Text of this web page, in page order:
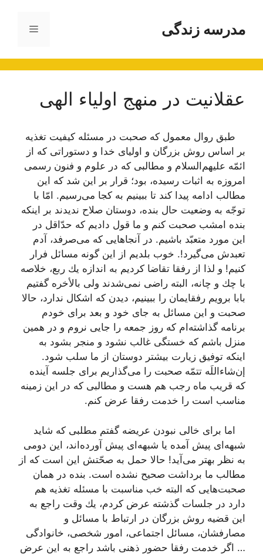
محتوامدرسه زندگی فهرست
عقلانیت در منهج اولیاء الهی
طبق روال معمول كه صحبت در مسئله كیفیت تغذیه
بر اساس روش بزرگان و اولیای خدا و دستوراتی كه از
ائمّه علیهم‌السلام و مطالبی كه در علوم و فنون رسمی
امروزه به اثبات رسیده، بود؛ قرار بر این شد كه این
مطالب ادامه پیدا كند تا ببینیم به كجا می‌رسیم. امّا با
توجّه به وضعیت حال بنده، دوستان صلاح ندیدند بر اینكه
بنده امشب صحبت كنم و ما قول دادیم كه حدّاقل در
این مورد متعبّد باشیم. در آنجاهایی كه می‌صرفد، آدم
تعبدش می‌گیرد!. خوب بلدیم از این گونه مسائل فرار
كنیم! و لذا از رفقا تقاضا كردیم به اندازه یك ربع، خلاصه
با چك و چانه، البته راضی نمی‌شدند ولی بالأخره گفتیم
بابا برویم رفقایمان را ببینیم، دیدن كه اشكال ندارد، حالا
صحبت و این مسائل به جای خود و بعد برای خودم
برنامه گذاشته‌ام كه روز جمعه را جایی نروم و در همین
منزل باشم كه خستگی غالب نشود و منجر بشود به
اینكه توفیق زیارت بیشتر دوستان از ما سلب شود.
إن‌شاءاللَه تتمّه صحبت را می‌گذاریم برای جلسه آینده
كه قریب ماه رجب هم هست و مطالبی كه در این زمینه
مناسب است را خدمت رفقا عرض كنم.
اما برای خالی نبودن عریضه گفتم مطلبی كه شاید
شبهه‌ای پیش آمده یا شبهه‌ای پیش آورده‌اند، این دومی
به نظر بهتر می‌آید! حالا حمل به صحّتش این است كه از
مطالب ما برداشت صحیح نشده است. بنده در همان
صحبت‌هایی كه البته خب مناسبت با مسئله تغذیه هم
دارد در جلسات گذشته عرض كردم، یك وقت راجع به
این قضیه روش بزرگان در ارتباط با مسائل و
مصارفشان، مسائل اجتماعی، امور شخصی، خانوادگی
… اگر خدمت رفقا حضور ذهنی باشد راجع به این عرض